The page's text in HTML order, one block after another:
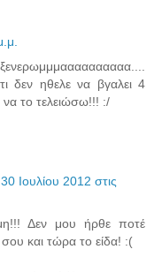
δεν ηθελε να βγαλει 4
να το τελειώσω!!! :/
30 Ιουλίου 2012 στις
Δεν μου ήρθε ποτέ
και τώρα το είδα! :(